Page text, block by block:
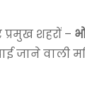
शहरों –
जाने वाली